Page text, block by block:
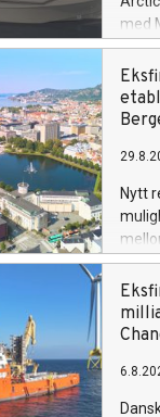
med
om
Nytt